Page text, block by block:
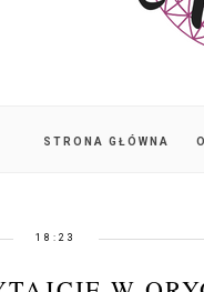
STRONA GŁÓWNA
18:23